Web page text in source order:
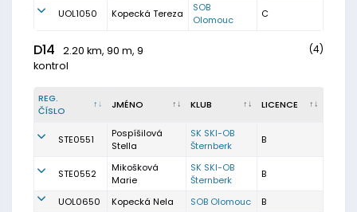
UOL1050 Kopecká Tereza
SOB
Olomouc
C
D14
2.20 km, 90 m, 9
kontrol
(4)
REG.
ČÍSLO
JMÉNO KLUB LICENCE
STE0551
Pospíšilová
Stella
SK SKI-OB
Šternberk
B
STE0552
Mikošková
Marie
SK SKI-OB
Šternberk
B
UOL0650 Kopecká Nela SOB Olomouc B